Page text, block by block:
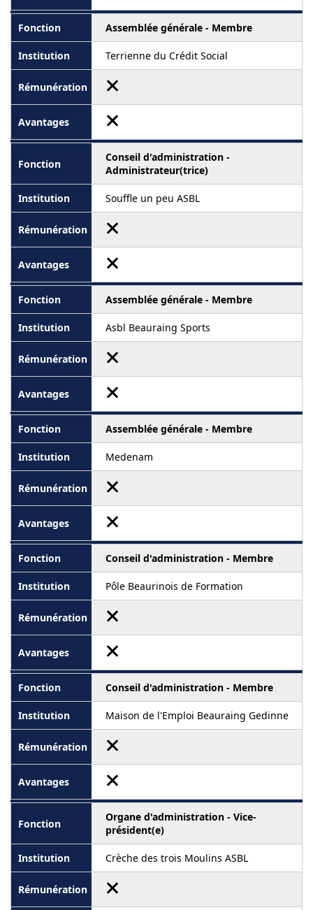
Assemblée générale - Membre
Terrienne du Crédit Social
Conseil d'administration -
Administrateur(trice)
Souffle un peu ASBL
Assemblée générale - Membre
Asbl Beauraing Sports
Assemblée générale - Membre
Medenam
Conseil d'administration - Membre
Pôle Beaurinois de Formation
Conseil d'administration - Membre
Maison de l'Emploi Beauraing Gedinne
Organe d'administration - Vice-
président(e)
Crèche des trois Moulins ASBL